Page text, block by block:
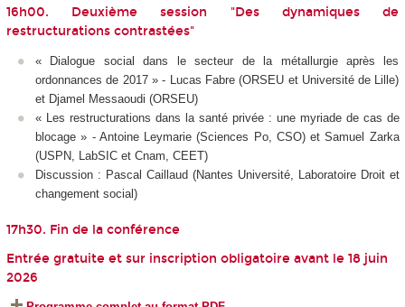
16h00. Deuxième session "Des dynamiques de
restructurations contrastées"
« Dialogue social dans le secteur de la métallurgie après les
ordonnances de 2017 » - Lucas Fabre (ORSEU et Université de Lille)
et Djamel Messaoudi (ORSEU)
« Les restructurations dans la santé privée : une myriade de cas de
blocage » - Antoine Leymarie (Sciences Po, CSO) et Samuel Zarka
(USPN, LabSIC et Cnam, CEET)
Discussion : Pascal Caillaud (Nantes Université, Laboratoire Droit et
changement social)
17h30. Fin de la conférence
Entrée gratuite et sur inscription obligatoire avant le 18 juin
2026